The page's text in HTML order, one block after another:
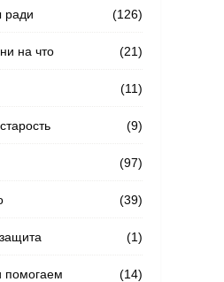
(126)
ради
(21)
на что
(11)
(9)
(97)
(39)
(1)
(14)
помогаем